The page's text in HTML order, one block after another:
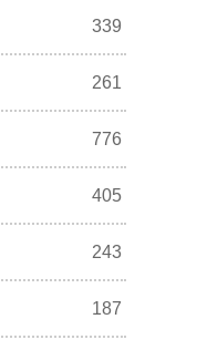
339
261
776
405
243
187